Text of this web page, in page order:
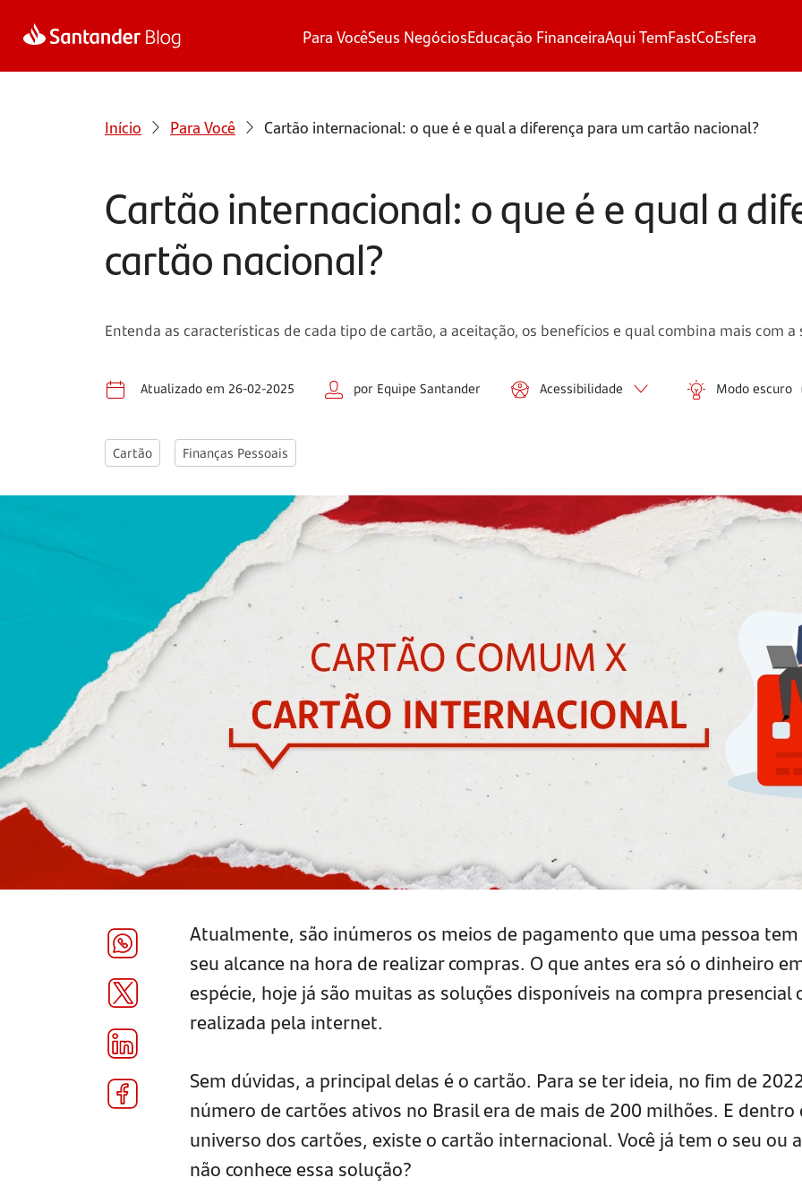
Para VocêSeus NegóciosEducação FinanceiraAqui TemFastCoEsfera
Início Para Você Cartão internacional: o que é e qual a diferença para um cartão nacional?
Cartão internacional: o que é e qual a
cartão nacional?
Entenda as características de cada tipo de cartão, a aceitação, os benefícios e qual combina mais com a
Atualizado em 26-02-2025 por Equipe Santander Acessibilidade Modo escuro
Cartão Finanças Pessoais
Atualmente, são inúmeros os meios de pagamento que uma pessoa tem
seu alcance na hora de realizar compras. O que antes era só o dinheiro
espécie, hoje já são muitas as soluções disponíveis na compra presencial
realizada pela internet.
Sem dúvidas, a principal delas é o cartão. Para se ter ideia, no fim de
número de cartões ativos no Brasil era de mais de 200 milhões. E dentro
universo dos cartões, existe o cartão internacional. Você já tem o seu ou
não conhece essa solução?